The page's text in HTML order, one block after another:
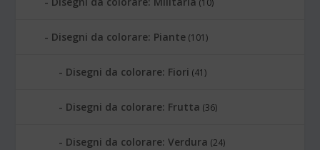
(10)
Disegni da colorare: Piante (101)
Disegni da colorare: Fiori (41)
Disegni da colorare: Frutta (36)
Disegni da colorare: Verdura (24)